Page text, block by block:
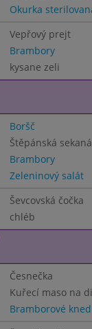
Okurka
Vepřový prejt
Brambory
kysane zeli
Boršč
Štěpánská sekaná
Brambory
Zeleninový salát
Ševcovská čočka
chléb
Česnečka
Kuřecí maso na
Bramborové